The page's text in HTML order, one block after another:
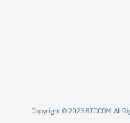
Copyright © 2023 BTGCOM All